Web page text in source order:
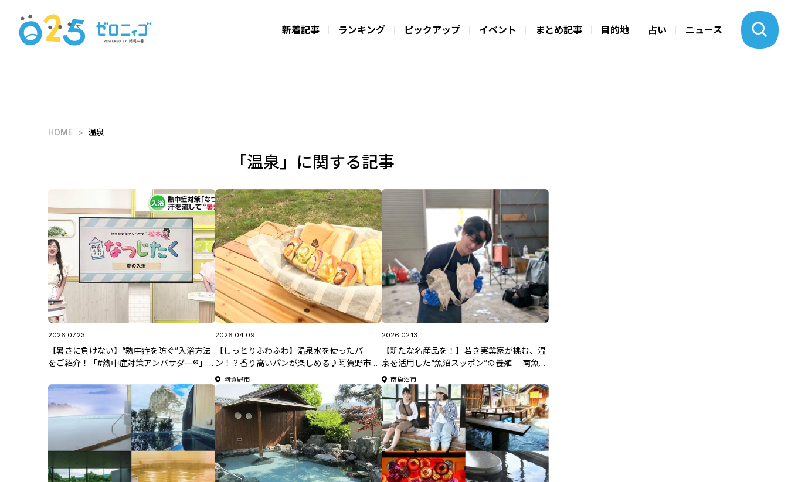
新着記事 ランキング ピックアップ イベント まとめ記事 目的地 占い ニュース
HOME 温泉
「温泉」に関する記事
2026.07.23
【暑さに負けない】“熱中症を防ぐ”入浴方法
をご紹介！「#熱中症対策アンバサダー®」
2026.04.09
【しっとりふわふわ】温泉水を使ったパ
ン！？香り高いパンが楽しめる♪阿賀野市
「出湯温泉パン工房」
阿賀野市
2026.02.13
【新たな名産品を！】若き実業家が挑む、温
泉を活用した“魚沼スッポン”の養殖 －南魚沼
市「魚沼スッポン」
南魚沼市